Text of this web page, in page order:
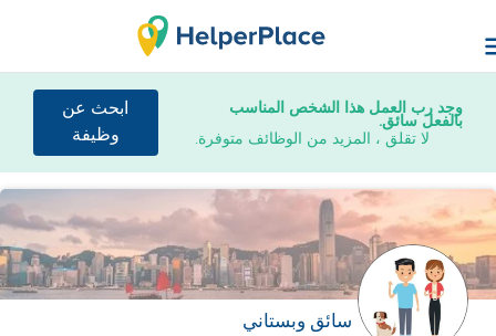
وجد رب العمل هذا الشخص المناسب
بالفعل سائق.
لا تقلق ، المزيد من الوظائف متوفرة.
ابحث عن
وظيفة
سائق وبستاني